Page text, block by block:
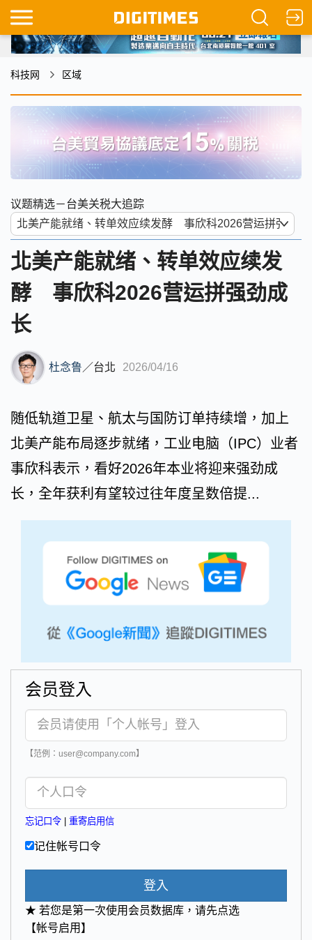
科技网 区域
议题精选－台美关税大追踪
北美产能就绪、转单效应续发
酵 事欣科2026营运拼强劲成
长
杜念鲁 ／台北 2026/04/16
随低轨道卫星、航太与国防订单持续增，加上
北美产能布局逐步就绪，工业电脑（IPC）业者
事欣科表示，看好2026年本业将迎来强劲成
长，全年获利有望较过往年度呈数倍提...
会员登入
【范例：user@company.com】
忘记口令 重寄启用信
记住帐号口令
登入
★ 若您是第一次使用会员数据库，请先点选
【帐号启用】